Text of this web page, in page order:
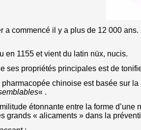
a commencé il y a plus de 12 000
en 1155 et vient du latin nüx, nucis.
ses propriétés principales est de
chinoise est basée sur la
« .
étonnante entre la forme
grands « alicaments » dans la